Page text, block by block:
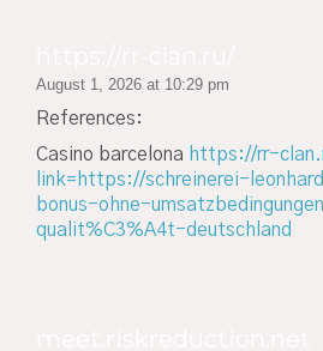
August 1, 2026 at 10:29 pm
References:
Casino barcelona https://rr-
link=https://schreinerei-
bonus-ohne-
qualit%C3%A4t-deutschland